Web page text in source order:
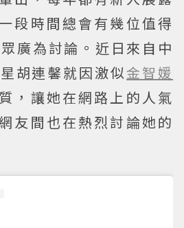
段時間總會有幾位值得
廣為討論。近日來自中
胡連馨就因激似金智媛
，讓她在網路上的人氣
友間也在熱烈討論她的